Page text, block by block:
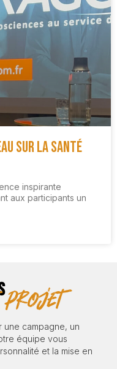
sur la santé
inspirante
aux participants un
projet
campagne, un
équipe vous
et la mise en